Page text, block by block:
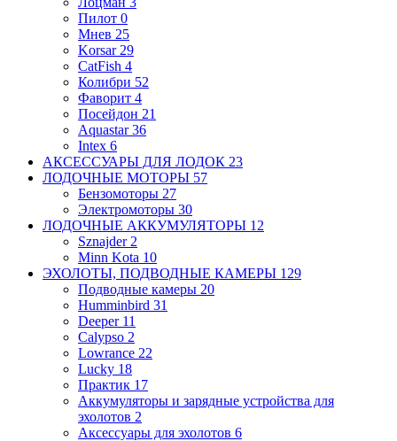
Пилот 0
Мнев 25
Korsar 29
CatFish 4
Колибри 52
Фаворит 4
Посейдон 21
Aquastar36
Intex 6
АКСЕССУАРЫ ДЛЯ ЛОДОК 23
ЛОДОЧНЫЕ МОТОРЫ 57
Бензомоторы 27
Электромоторы 30
ЛОДОЧНЫЕ АККУМУЛЯТОРЫ 12
Sznajder 2
Minn Kota 10
ЭХОЛОТЫ, ПОДВОДНЫЕ КАМЕРЫ 129
Подводные камеры 20
Humminbird 31
Deeper 11
Calypso 2
Lowrance 22
Lucky 18
Практик 17
Аккумуляторы и зарядные устройства для
эхолотов 2
Аксессуары для эхолотов 6